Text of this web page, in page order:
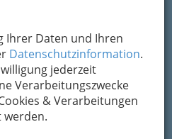
Ihrer Daten und Ihren
Datenschutzinformation.
jederzeit
Verarbeitungszwecke
& Verarbeitungen
werden.